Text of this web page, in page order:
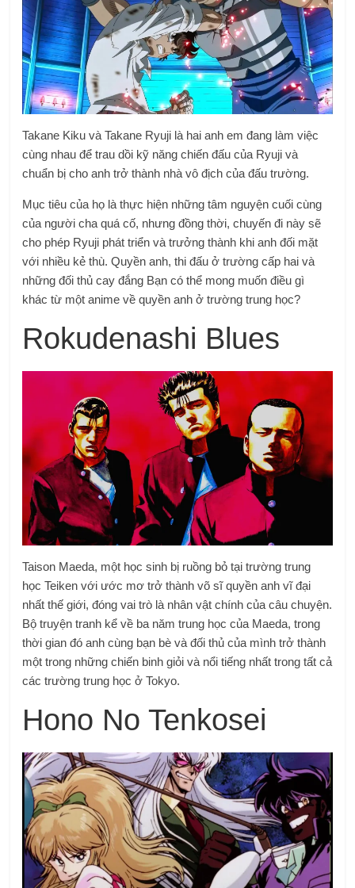
Takane Kiku và Takane Ryuji là hai anh em đang làm việc
cùng nhau để trau dồi kỹ năng chiến đấu của Ryuji và
chuẩn bị cho anh trở thành nhà vô địch của đấu trường.
Mục tiêu của họ là thực hiện những tâm nguyện cuối cùng
của người cha quá cố, nhưng đồng thời, chuyến đi này sẽ
cho phép Ryuji phát triển và trưởng thành khi anh đối mặt
với nhiều kẻ thù. Quyền anh, thi đấu ở trường cấp hai và
những đối thủ cay đắng Bạn có thể mong muốn điều gì
khác từ một anime về quyền anh ở trường trung học?
Rokudenashi Blues
Taison Maeda, một học sinh bị ruồng bỏ tại trường trung
học Teiken với ước mơ trở thành võ sĩ quyền anh vĩ đại
nhất thế giới, đóng vai trò là nhân vật chính của câu chuyện.
Bộ truyện tranh kể về ba năm trung học của Maeda, trong
thời gian đó anh cùng bạn bè và đối thủ của mình trở thành
một trong những chiến binh giỏi và nổi tiếng nhất trong tất cả
các trường trung học ở Tokyo.
Hono No Tenkosei